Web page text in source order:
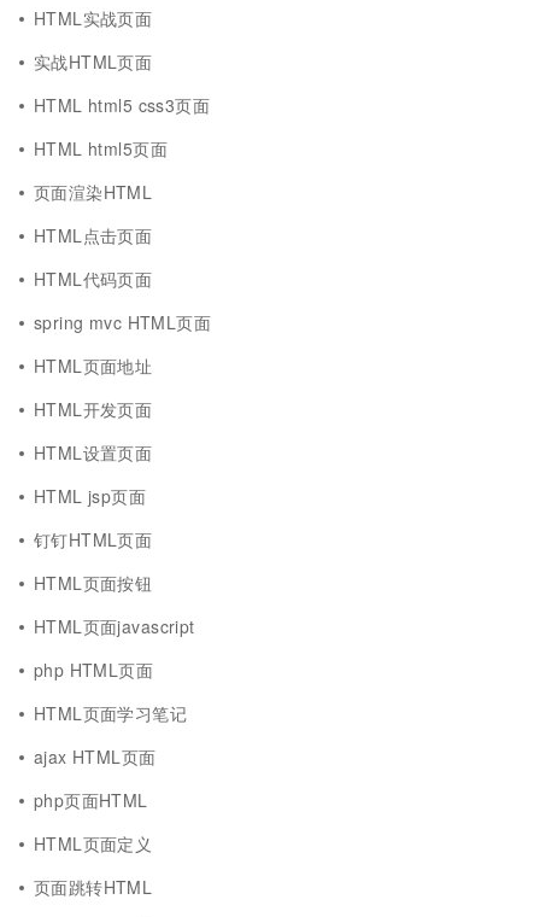
HTML实战页面
实战HTML页面
HTML html5 css3页面
HTML html5页面
页面渲染HTML
HTML点击页面
HTML代码页面
spring mvc HTML页面
HTML页面地址
HTML开发页面
HTML设置页面
HTML jsp页面
钉钉HTML页面
HTML页面按钮
HTML页面javascript
php HTML页面
HTML页面学习笔记
ajax HTML页面
php页面HTML
HTML页面定义
页面跳转HTML